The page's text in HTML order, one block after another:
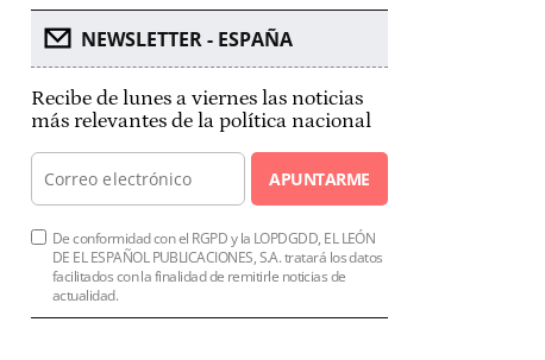
NEWSLETTER - ESPAÑA
Recibe de lunes a viernes las noticias
más relevantes de la política nacional
APUNTARME
De conformidad con el RGPD y la LOPDGDD, EL LEÓN
DE EL ESPAÑOL PUBLICACIONES, S.A. tratará los datos
facilitados con la finalidad de remitirle noticias de
actualidad.